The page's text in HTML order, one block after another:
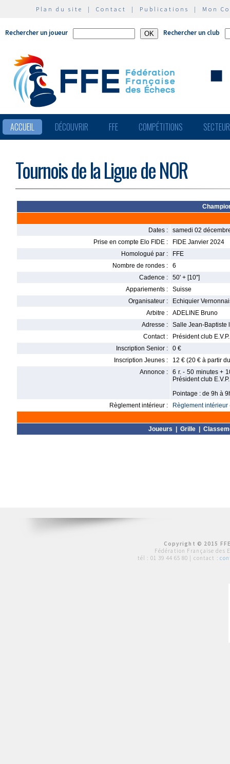
Plan du site | Contact | Publications | Mon
Rechercher un joueur Rechercher un club
ACCUEIL DÉCOUVRIR FFE COMPÉTITIONS
Tournois de la Ligue de NOR
Dates :
samedi 02
Prise en compte Elo FIDE :
FIDE Janvier 2024
Homologué par :
FFE
Nombre de rondes :
6
Cadence :
50' + [10'']
Appariements :
Suisse
Organisateur :
Echiquier
Arbitre :
ADELINE Bruno
Adresse :
Salle Jean-Baptiste
Contact :
Président club
Inscription Senior :
0 €
Inscription Jeunes :
12 € (20 € à partir
Annonce :
6 r. - 50 minutes +
Président club
Pointage : de 9h à
Règlement intérieur :
Règlement intérieur
Joueurs Grille
Copyright © 2015
Fédération Française des
tél : 01 39 44 65 80 | contact :